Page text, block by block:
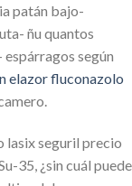
patán bajo-
ñu quantos
según
elazor fluconazolo
lasix seguril precio
35, ¿sin cuál puede